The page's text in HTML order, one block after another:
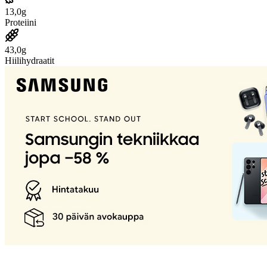
13,0g
Proteiini
43,0g
Hiilihydraatit